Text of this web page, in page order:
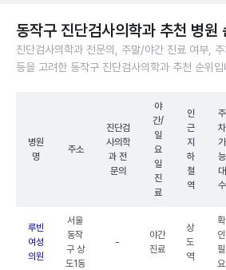
동작구 진단검사의학과 추천 병
진단검사의학과 전문의, 주말/야간 진료 여부,
등을 고려한 동작구 진단검사의학과 추천 순위입
병원
명
주소
진단검
사의학
과 전
문의
야
간/
일
요
일
진
료
인
근
지
하
철
역
주
차
가
능
대
수
루빈
여성
의원
서울
동작
구 상
도1동
-
야간
진료
상
도
역
확
인
필
요